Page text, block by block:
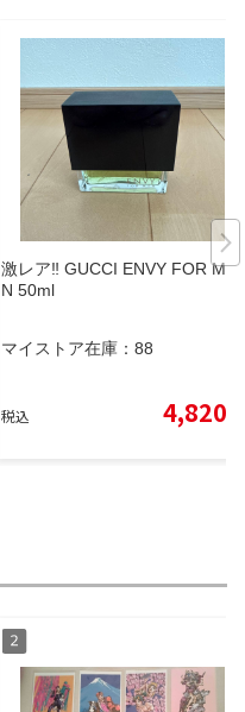
激レア‼️ GUCCI ENVY FOR ME
N 50ml
マイストア在庫： 88
税込 4,820